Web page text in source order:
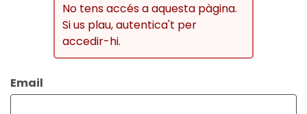
No tens accés a aquesta pàgina.
Si us plau, autentica't per
accedir-hi.
Email